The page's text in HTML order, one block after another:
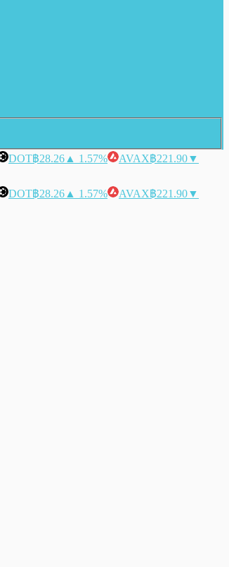
DOT฿28.26 ▲ 1.57% AVAX฿221.90▼
DOT฿28.26 ▲ 1.57% AVAX฿221.90▼